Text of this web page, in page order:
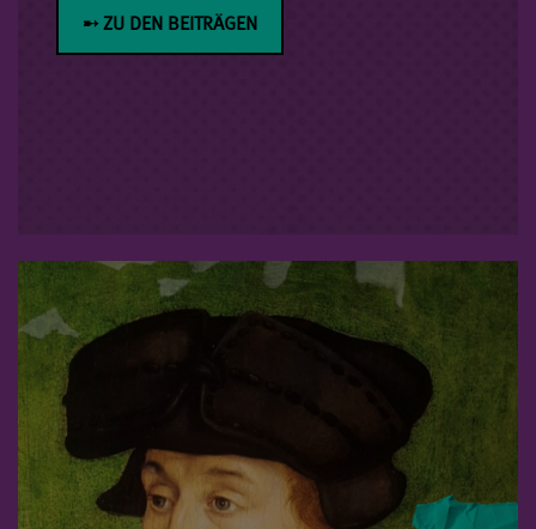
➸ ZU DEN BEITRÄGEN